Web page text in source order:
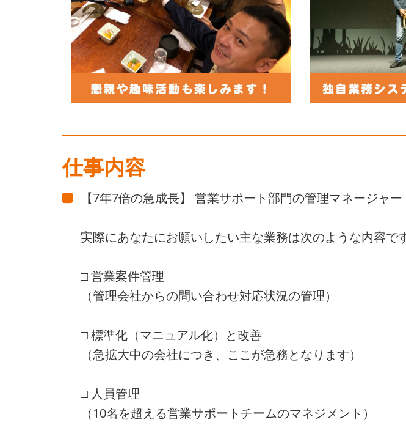
仕事内容
【7年7倍の急成長】 営業サポート部門の管理マネージャー
実際にあなたにお願いしたい主な業務は次のような内容です
□ 営業案件管理
（管理会社からの問い合わせ対応状況の管理）
□ 標準化（マニュアル化）と改善
（急拡大中の会社につき、ここが急務となります）
□ 人員管理
（10名を超える営業サポートチームのマネジメント）